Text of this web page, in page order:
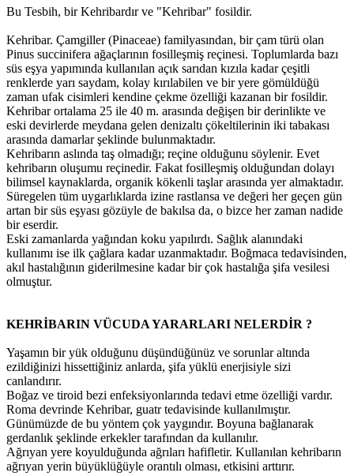
Bu Tesbih, bir Kehribardır ve "Kehribar" fosildir.
Kehribar. Çamgiller (Pinaceae) familyasından, bir çam türü olan
Pinus succinifera ağaçlarının fosilleşmiş reçinesi. Toplumlarda bazı
süs eşya yapımında kullanılan açık sarıdan kızıla kadar çeşitli
renklerde yarı saydam, kolay kırılabilen ve bir yere gömüldüğü
zaman ufak cisimleri kendine çekme özelliği kazanan bir fosildir.
Kehribar ortalama 25 ile 40 m. arasında değişen bir derinlikte ve
eski devirlerde meydana gelen denizaltı çökeltilerinin iki tabakası
arasında damarlar şeklinde bulunmaktadır.
Kehribarın aslında taş olmadığı; reçine olduğunu söylenir. Evet
kehribarın oluşumu reçinedir. Fakat fosilleşmiş olduğundan dolayı
bilimsel kaynaklarda, organik kökenli taşlar arasında yer almaktadır.
Süregelen tüm uygarlıklarda izine rastlansa ve değeri her geçen gün
artan bir süs eşyası gözüyle de bakılsa da, o bizce her zaman nadide
bir eserdir.
Eski zamanlarda yağından koku yapılırdı. Sağlık alanındaki
kullanımı ise ilk çağlara kadar uzanmaktadır. Boğmaca tedavisinden,
akıl hastalığının giderilmesine kadar bir çok hastalığa şifa vesilesi
olmuştur.
KEHRİBARIN VÜCUDA YARARLARI NELERDİR ?
Yaşamın bir yük olduğunu düşündüğünüz ve sorunlar altında
ezildiğinizi hissettiğiniz anlarda, şifa yüklü enerjisiyle sizi
canlandırır.
Boğaz ve tiroid bezi enfeksiyonlarında tedavi etme özelliği vardır.
Roma devrinde Kehribar, guatr tedavisinde kullanılmıştır.
Günümüzde de bu yöntem çok yaygındır. Boyuna bağlanarak
gerdanlık şeklinde erkekler tarafından da kullanılır.
Ağrıyan yere koyulduğunda ağrıları hafifletir. Kullanılan kehribarın
ağrıyan yerin büyüklüğüyle orantılı olması, etkisini arttırır.